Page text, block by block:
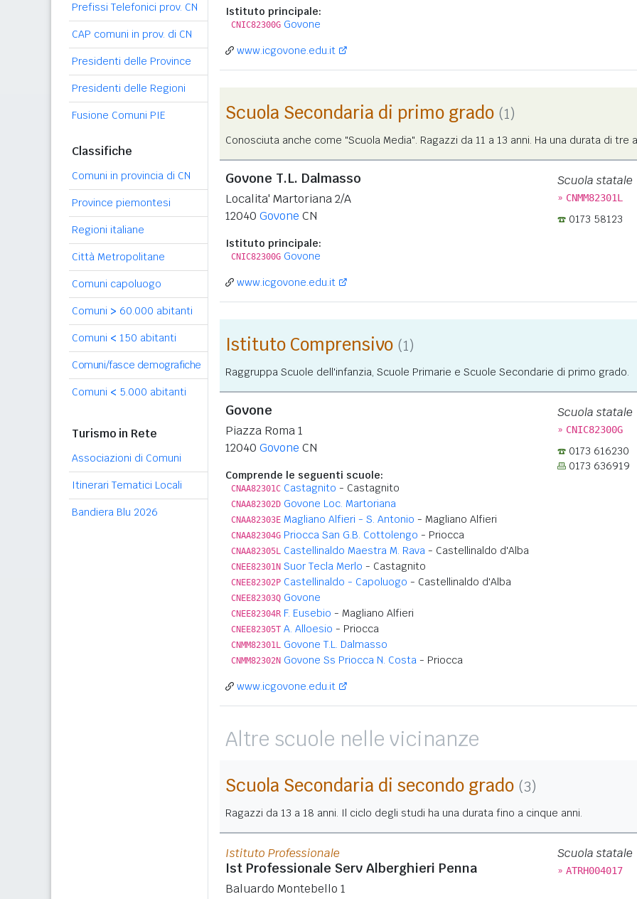
Prefissi Telefonici prov. CN
CAP comuni in prov. di CN
Presidenti delle Province
Presidenti delle Regioni
Fusione Comuni PIE
Classifiche
Comuni in provincia di CN
Province piemontesi
Regioni italiane
Città Metropolitane
Comuni capoluogo
Comuni > 60.000 abitanti
Comuni < 150 abitanti
Comuni/fasce demografiche
Comuni < 5.000 abitanti
Turismo in Rete
Associazioni di Comuni
Itinerari Tematici Locali
Bandiera Blu 2026
Istituto principale:
CNIC82300G Govone
www.icgovone.edu.it
Scuola Secondaria di primo grado (1)
Conosciuta anche come "Scuola Media". Ragazzi da 11 a 13 anni. Ha una durata di tre
Govone T.L. Dalmasso
Localita' Martoriana 2/A
12040 Govone CN
Istituto principale:
CNIC82300G Govone
Scuola statale
» CNMM82301L
0173 58123
www.icgovone.edu.it
Istituto Comprensivo (1)
Raggruppa Scuole dell'infanzia, Scuole Primarie e Scuole Secondarie di primo grado.
Govone
Piazza Roma 1
12040 Govone CN
Comprende le seguenti scuole:
CNAA82301C Castagnito - Castagnito
CNAA82302D Govone Loc. Martoriana
CNAA82303E Magliano Alfieri - S. Antonio - Magliano Alfieri
CNAA82304G Priocca San G.B. Cottolengo - Priocca
CNAA82305L Castellinaldo Maestra M. Rava - Castellinaldo d'Alba
CNEE82301N Suor Tecla Merlo - Castagnito
CNEE82302P Castellinaldo - Capoluogo - Castellinaldo d'Alba
CNEE82303Q Govone
CNEE82304R F. Eusebio - Magliano Alfieri
CNEE82305T A. Alloesio - Priocca
CNMM82301L Govone T.L. Dalmasso
CNMM82302N Govone Ss Priocca N. Costa - Priocca
Scuola statale
» CNIC82300G
0173 616230
0173 636919
www.icgovone.edu.it
Altre scuole nelle vicinanze
Scuola Secondaria di secondo grado (3)
Ragazzi da 13 a 18 anni. Il ciclo degli studi ha una durata fino a cinque anni.
Istituto Professionale
Ist Professionale Serv Alberghieri Penna
Baluardo Montebello 1
Scuola statale
» ATRH004017